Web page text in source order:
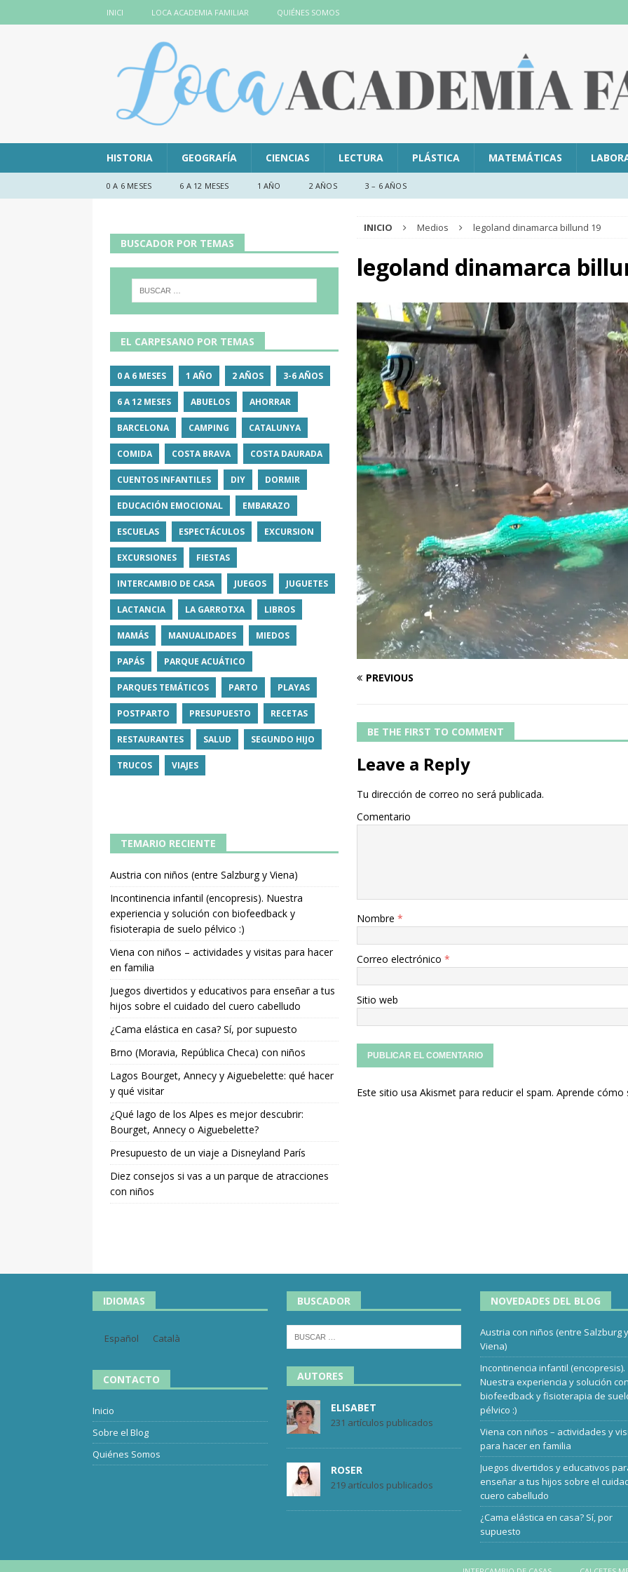
INICI LOCA ACADEMIA FAMILIAR QUIÉNES SOMOS
HISTORIA GEOGRAFÍA CIENCIAS LECTURA PLÁSTICA MATEMÁTICAS
0 A 6 MESES 6 A 12 MESES 1 AÑO 2 AÑOS 3 – 6 AÑOS
INICIO Medios legoland dinamarca billund 19
legoland dinamarca
PREVIOUS
BE THE FIRST TO COMMENT
Leave a Reply
Tu dirección de correo no será publicada.
Comentario
Nombre *
Correo electrónico *
Sitio web
Este sitio usa Akismet para reducir el spam. Aprende cómo
BUSCADOR POR TEMAS
EL CARPESANO POR TEMAS
0 A 6 MESES 1 AÑO 2 AÑOS 3-6 AÑOS
6 A 12 MESES ABUELOS AHORRAR
BARCELONA CAMPING CATALUNYA
COMIDA COSTA BRAVA COSTA DAURADA
CUENTOS INFANTILES DIY DORMIR
EDUCACIÓN EMOCIONAL EMBARAZO
ESCUELAS ESPECTÁCULOS EXCURSION
EXCURSIONES FIESTAS
INTERCAMBIO DE CASA JUEGOS JUGUETES
LACTANCIA LA GARROTXA LIBROS
MAMÁS MANUALIDADES MIEDOS
PAPÁS PARQUE ACUÁTICO
PARQUES TEMÁTICOS PARTO PLAYAS
POSTPARTO PRESUPUESTO RECETAS
RESTAURANTES SALUD SEGUNDO HIJO
TRUCOS VIAJES
TEMARIO RECIENTE
Austria con niños (entre Salzburg y Viena)
Incontinencia infantil (encopresis). Nuestra
experiencia y solución con biofeedback y
fisioterapia de suelo pélvico :)
Viena con niños – actividades y visitas para hacer
en familia
Juegos divertidos y educativos para enseñar a tus
hijos sobre el cuidado del cuero cabelludo
¿Cama elástica en casa? Sí, por supuesto
Brno (Moravia, República Checa) con niños
Lagos Bourget, Annecy y Aiguebelette: qué hacer
y qué visitar
¿Qué lago de los Alpes es mejor descubrir:
Bourget, Annecy o Aiguebelette?
Presupuesto de un viaje a Disneyland París
Diez consejos si vas a un parque de atracciones
con niños
IDIOMAS
Español Català
CONTACTO
Inicio
Sobre el Blog
Quiénes Somos
BUSCADOR
AUTORES
ELISABET
231 artículos publicados
ROSER
219 artículos publicados
NOVEDADES DEL BLOG
Austria con niños (entre Salzburg
Viena)
Incontinencia infantil (encopresis).
Nuestra experiencia y solución
biofeedback y fisioterapia de
pélvico :)
Viena con niños – actividades y
para hacer en familia
Juegos divertidos y educativos
enseñar a tus hijos sobre el
cuero cabelludo
¿Cama elástica en casa? Sí, por
supuesto